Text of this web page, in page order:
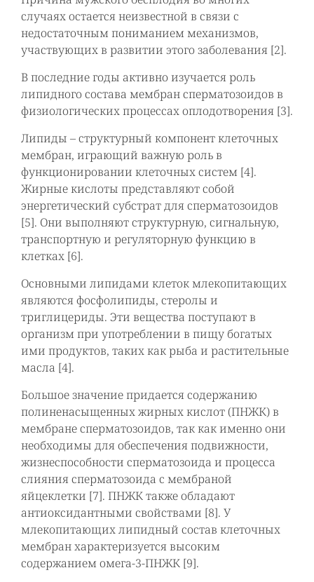
случаях остается неизвестной в связи с
недостаточным пониманием механизмов,
участвующих в развитии этого заболевания [2].
В последние годы активно изучается роль
липидного состава мембран сперматозоидов в
физиологических процессах оплодотворения [3].
Липиды – структурный компонент клеточных
мембран, играющий важную роль в
функционировании клеточных систем [4].
Жирные кислоты представляют собой
энергетический субстрат для сперматозоидов
[5]. Они выполняют структурную, сигнальную,
транспортную и регуляторную функцию в
клетках [6].
Основными липидами клеток млекопитающих
являются фосфолипиды, стеролы и
триглицериды. Эти вещества поступают в
организм при употреблении в пищу богатых
ими продуктов, таких как рыба и растительные
масла [4].
Большое значение придается содержанию
полиненасыщенных жирных кислот (ПНЖК) в
мембране сперматозоидов, так как именно они
необходимы для обеспечения подвижности,
жизнеспособности сперматозоида и процесса
слияния сперматозоида с мембраной
яйцеклетки [7]. ПНЖК также обладают
антиоксидантными свойствами [8]. У
млекопитающих липидный состав клеточных
мембран характеризуется высоким
содержанием омега-3-ПНЖК [9].